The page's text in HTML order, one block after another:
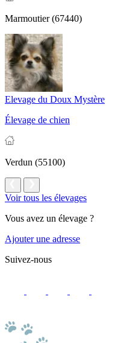
Marmoutier (67440)
Elevage du Doux Mystère
Élevage de chien
Verdun (55100)
Voir tous les élevages
Vous avez un élevage ?
Ajouter une adresse
Suivez-nous